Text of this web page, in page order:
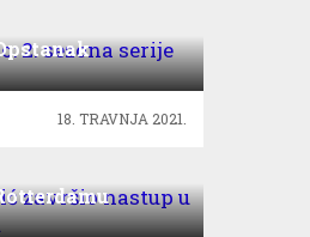
18. TRAVNJA 2021.